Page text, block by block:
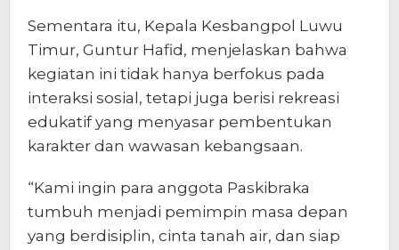
Sementara itu, Kepala Kesbangpol Luwu
Timur, Guntur Hafid, menjelaskan bahwa
kegiatan ini tidak hanya berfokus pada
interaksi sosial, tetapi juga berisi rekreasi
edukatif yang menyasar pembentukan
karakter dan wawasan kebangsaan.
“Kami ingin para anggota Paskibraka
tumbuh menjadi pemimpin masa depan
yang berdisiplin, cinta tanah air, dan siap